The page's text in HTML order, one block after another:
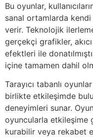
Bu oyunlar,
sanal ortamlarda kendi
verir. Teknolojik
gerçekçi grafikler,
efektleri ile
içine tamamen dahil
Tarayıcı tabanlı
birlikte etkileşimde
deneyimleri sunar.
oyuncularla etkileşime
kurabilir veya rekabet